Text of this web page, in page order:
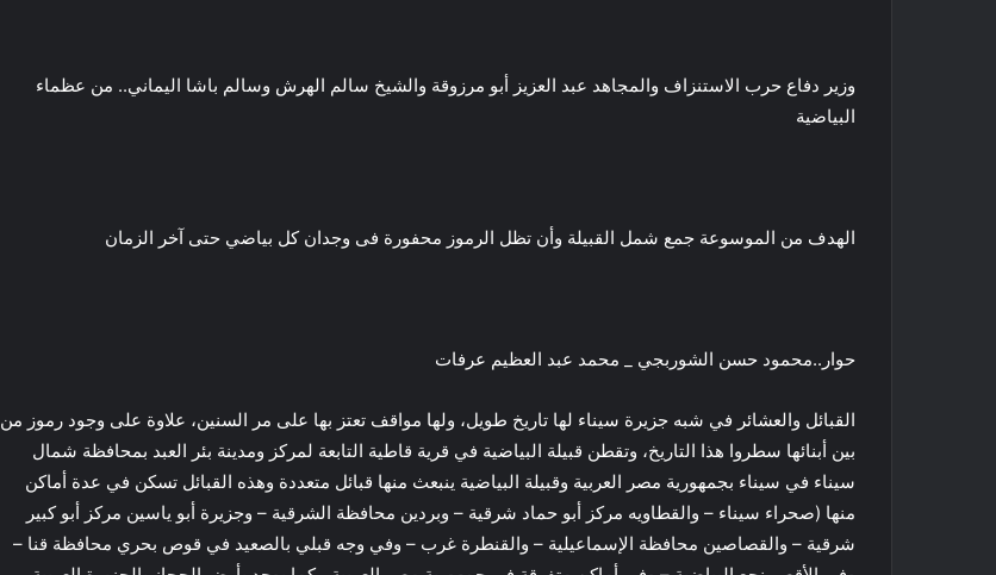
وزير دفاع حرب الاستنزاف والمجاهد عبد العزيز أبو مرزوقة والشيخ سالم الهرش وسالم باشا اليماني.. من عظماء
البياضية
الهدف من الموسوعة جمع شمل القبيلة وأن تظل الرموز محفورة فى وجدان كل بياضي حتى آخر الزمان
حوار..محمود حسن الشوربجي _ محمد عبد العظيم عرفات
القبائل والعشائر في شبه جزيرة سيناء لها تاريخ طويل، ولها مواقف تعتز بها على مر السنين، علاوة على وجود رموز من
بين أبنائها سطروا هذا التاريخ، وتقطن قبيلة البياضية في قرية قاطية التابعة لمركز ومدينة بئر العبد بمحافظة شمال
سيناء في سيناء بجمهورية مصر العربية وقبيلة البياضية ينبعث منها قبائل متعددة وهذه القبائل تسكن في عدة أماكن
منها (صحراء سيناء – والقطاويه مركز أبو حماد شرقية – وبردين محافظة الشرقية – وجزيرة أبو ياسين مركز أبو كبير
شرقية – والقصاصين محافظة الإسماعيلية – والقنطرة غرب – وفي وجه قبلي بالصعيد في قوص بحري محافظة قنا –